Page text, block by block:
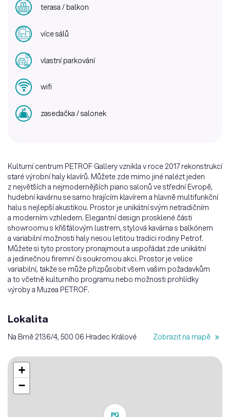
terasa / balkon
více sálů
vlastní parkování
wifi
zasedačka / salonek
Kulturní centrum PETROF Gallery vznikla v roce 2017 rekonstrukcí
staré výrobní haly klavírů. Můžete zde mimo jiné nalézt jeden
z největších a nejmodernějších piano salonů ve střední Evropě,
hudební kavárnu se samo hrajícím klavírem a hlavně multifunkční
halu s nejlepší akustikou. Prostor je unikátní svým netradičním
a moderním vzhledem. Elegantní design prosklené části
showroomu s křišťálovým lustrem, stylová kavárna s balkónem
a variabilní možnosti haly nesou letitou tradici rodiny Petrof.
Můžete si tyto prostory pronajmout a uspořádat zde unikátní
a jedinečnou firemní či soukromou akci. Prostor je velice
variabilní, takže se může přizpůsobit všem vašim požadavkům
a to včetně kulturního programu nebo možnosti prohlídky
výroby a Muzea PETROF.
Lokalita
Na Brně 2136/4, 500 06 Hradec Králové Zobrazit na mapě
PG
+
−